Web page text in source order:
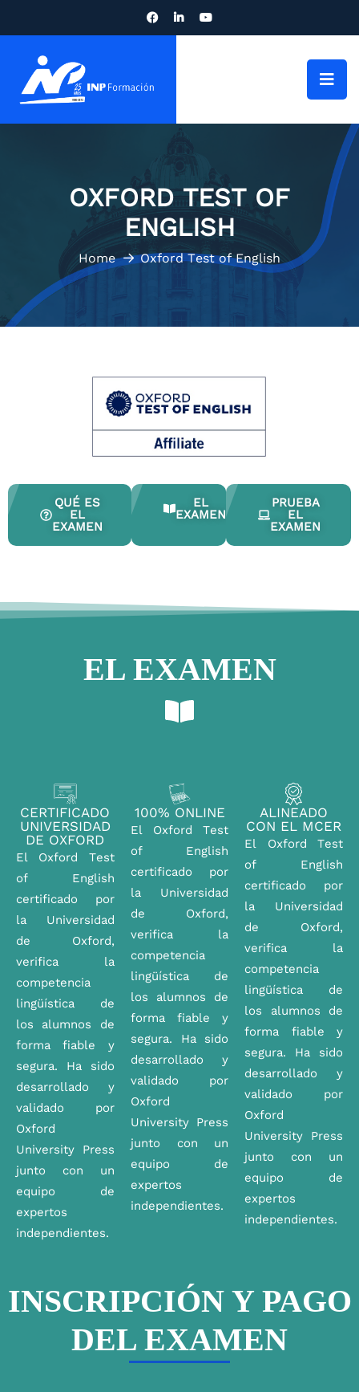
OXFORD TEST OF
ENGLISH
Home Oxford Test of English
QUÉ ES
EL
EXAMEN
EL
EXAMEN
PRUEBA
EL
EXAMEN
EL EXAMEN
CERTIFICADO
UNIVERSIDAD
DE OXFORD
El Oxford Test
of English
certificado por
la Universidad
de Oxford,
verifica la
competencia
lingüística de
los alumnos de
forma fiable y
segura. Ha sido
desarrollado y
validado por
Oxford
University Press
junto con un
equipo de
expertos
independientes.
100% ONLINE
El Oxford Test
of English
certificado por
la Universidad
de Oxford,
verifica la
competencia
lingüística de
los alumnos de
forma fiable y
segura. Ha sido
desarrollado y
validado por
Oxford
University Press
junto con un
equipo de
expertos
independientes.
ALINEADO
CON EL MCER
El Oxford Test
of English
certificado por
la Universidad
de Oxford,
verifica la
competencia
lingüística de
los alumnos de
forma fiable y
segura. Ha sido
desarrollado y
validado por
Oxford
University Press
junto con un
equipo de
expertos
independientes.
INSCRIPCIÓN Y PAGO
DEL EXAMEN